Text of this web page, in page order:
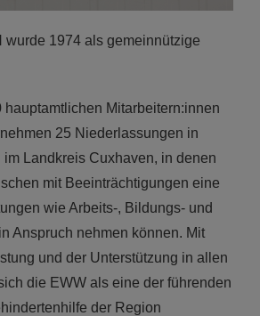
wurde 1974 als gemeinnützige
hauptamtlichen Mitarbeitern:innen
25 Niederlassungen in
im Landkreis Cuxhaven, in denen
mit Beeinträchtigungen eine
wie Arbeits-, Bildungs- und
Anspruch nehmen können. Mit
und der Unterstützung in allen
die EWW als eine der führenden
der Region